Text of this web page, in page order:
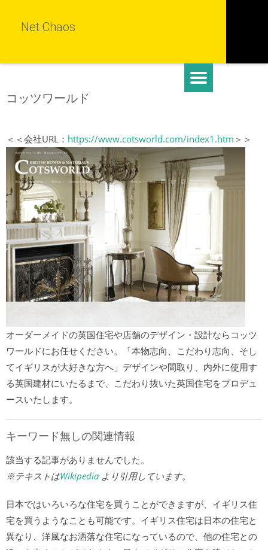
Net.Chaos
コッツワールド
＜＜会社URL： https://www.cotsworld.com/index1.htm ＞＞
オーダーメイドの英国住宅や店舗のデザイン・設計ならコッツ
ワールドにお任せください。「本物志向、こだわり志向、そし
てイギリスが大好きな方へ」デザインや間取り、内外に使用す
る英国建材にいたるまで、こだわり抜いた英国住宅をプロデュ
ースいたします。
キーワード無しの関連情報
該当する記事がありませんでした。
※テキストはWikipedia より引用しています。
日本ではいろいろな住宅を買うことができますが、イギリス住
宅を買うようなことも可能です。イギリス住宅は日本の住宅と
異なり、洋風なお洒落な住宅になっているので、他の住宅との